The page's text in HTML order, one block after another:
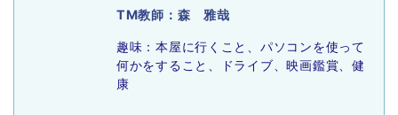
TM教師：森 雅哉
趣味：本屋に行くこと、パソコンを使って
何かをすること、ドライブ、映画鑑賞、健
康